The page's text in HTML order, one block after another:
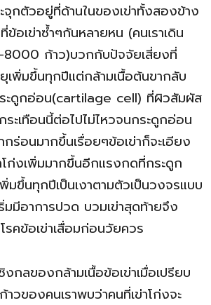
จุกตัวอยู่ที่ด้านในของเข่าทั้งสองข้าง
ข้อเข่าซ้ำๆกันหลายหน (คนเราเดิน
8000 ก้าว)บวกกับปัจจัยเสี่ยงที่
เพิ่มขึ้นทุกปีแต่กล้ามเนื้อต้นขากลับ
ะดูกอ่อน(cartilage cell) ที่ผิวสัมผัส
ะเทือนนี้ต่อไปไม่ไหวจนกระดูกอ่อน
ร่อนมากขึ้นเรื่อยๆข้อเข่าก็จะเอียง
โก่งเพิ่มมากขึ้นอีกแรงกดที่กระดูก
มขึ้นทุกปีเป็นเงาตามตัวเป็นวงจรแบบ
มมีอาการปวด บวมเข่าสุดท้ายจึง
รคข้อเข่าเสื่อมก่อนวัยควร
งกลของกล้ามเนื้อข้อเข่าเมื่อเปรียบ
าวของคนเราพบว่าคนที่เข่าโก่งจะ